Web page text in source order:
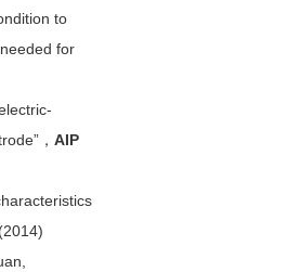
to
for
， AIP